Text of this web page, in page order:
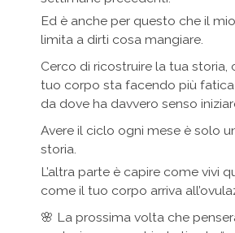
Ed è anche per questo che il
limita a dirti cosa mangiare.
Cerco di ricostruire la tua storia,
tuo corpo sta facendo più fatica
da dove ha davvero senso
Avere il ciclo ogni mese è solo
storia.
L’altra parte è capire come vivi
come il tuo corpo arriva
🌸 La prossima volta che